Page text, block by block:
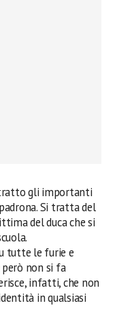
gli importanti
Si tratta del
del duca che si
tutte le furie e
non si fa
infatti, che non
in qualsiasi